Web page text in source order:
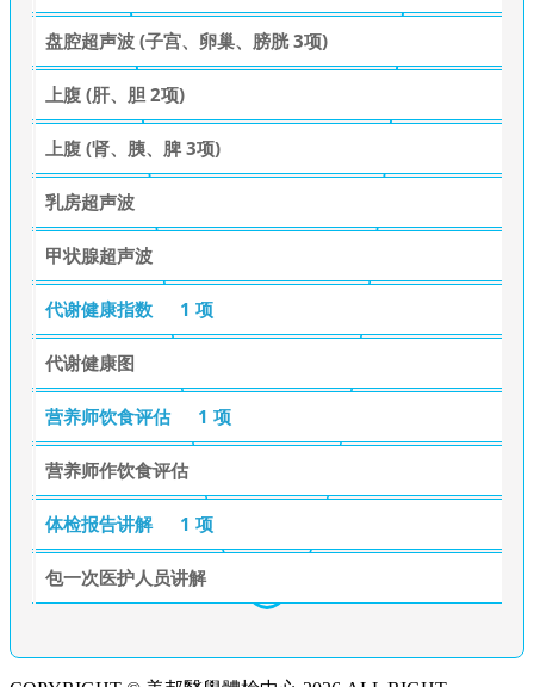
盘腔超声波 (子宫、卵巢、膀胱 3项)
上腹 (肝、胆 2项)
上腹 (肾、胰、脾 3项)
乳房超声波
甲状腺超声波
代谢健康指数 1 项
代谢健康图
营养师饮食评估 1 项
营养师作饮食评估
体检报告讲解 1 项
包一次医护人员讲解